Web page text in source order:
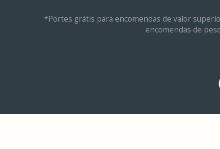
*Portes grátis para encomendas de valor
encomendas de